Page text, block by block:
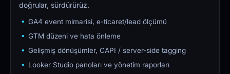
doğrular, sürdürürüz.
GA4 event mimarisi, e-ticaret/lead ölçümü
GTM düzeni ve hata önleme
Gelişmiş dönüşümler, CAPI / server-side tagging
Looker Studio panoları ve yönetim raporları